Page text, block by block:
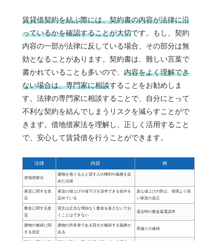
賃貸借契約を結ぶ際には、契約書の内容が法律に沿
っているかを確認することが大切です。もし、契約
内容の一部が法律に反している場合、その部分は無
効となることがあります。契約書は、難しい言葉で
書かれていることも多いので、 内容をよく理解でき
ない場合は、専門家に相談することをお勧めしま
す。法律の専門家に相談することで、自分にとって
不利な契約を結んでしまうリスクを減らすことがで
きます。借地借家法を理解し、正しく活用すること
で、安心して賃貸借を行うことができます。
法律 内容 例
借地借家法
建物を借りる人と貸す人の権利や義務を定
めた法律
家賃に関する規
定
家賃の値上げや値下げを請求できる条件を
定めている
急な値上げの防止、相場より高
い家賃の是正
敷金に関する規
定
貸主は正当な理由なく敷金を返さないでお
くことはできない
退去時の敷金返還請求
建物の修繕に関
する規定
建物の所有者である貸主が修繕する義務が
ある
雨漏りの修繕